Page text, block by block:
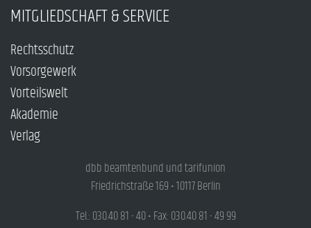
MITGLIEDSCHAFT & SERVICE
Rechtsschutz
Vorsorgewerk
Vorteilswelt
Akademie
Verlag
dbb beamtenbund und tarifunion
Friedrichstraße 169 • 10117 Berlin
Tel.: 030.40 81 - 40 • Fax: 030.40 81 - 49 99